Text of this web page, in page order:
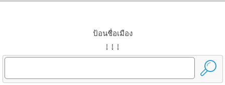
ป้อนชื่อเมือง
↓ ↓ ↓